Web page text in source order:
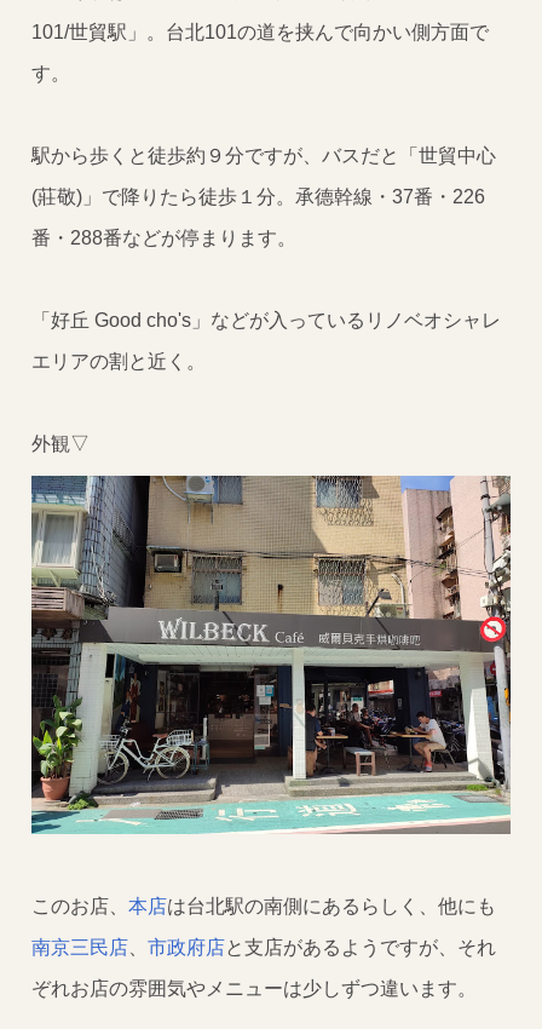
101/世貿駅」。台北101の道を挟んで向かい側方面で
す。
駅から歩くと徒歩約９分ですが、バスだと「世貿中心
(莊敬)」で降りたら徒歩１分。承德幹線・37番・226
番・288番などが停まります。
「好丘 Good cho's」などが入っているリノベオシャレ
エリアの割と近く。
外観▽
このお店、本店は台北駅の南側にあるらしく、他にも
南京三民店、市政府店と支店があるようですが、それ
ぞれお店の雰囲気やメニューは少しずつ違います。